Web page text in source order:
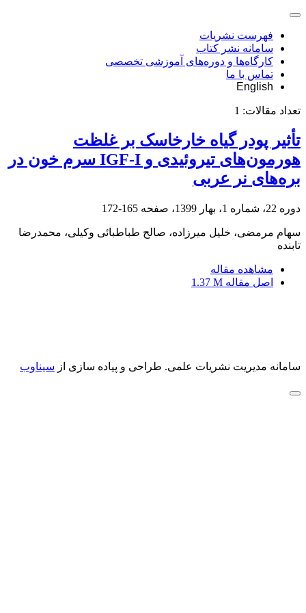
فهرست نشریات
سامانه نشر کتاب
کارگاه‌ها و دوره‌های آموزشی تخصصی
تماس با ما
English
تعداد مقالات: 1
تأثیر پودر گیاه خارخاسک بر غلظت
هورمون‌های تیروئیدی و IGF-I سرم خون در
بره‌های نر عربی
دوره 22، شماره 1، بهار 1399، صفحه 165-172
سهام مرمضی، خلیل میرزاده، صالح طباطبائی وکیلی، محمدرضا
تابنده
مشاهده مقاله
اصل مقاله 1.37 M
سامانه مدیریت نشریات علمی. طراحی و پیاده سازی از سیناوب